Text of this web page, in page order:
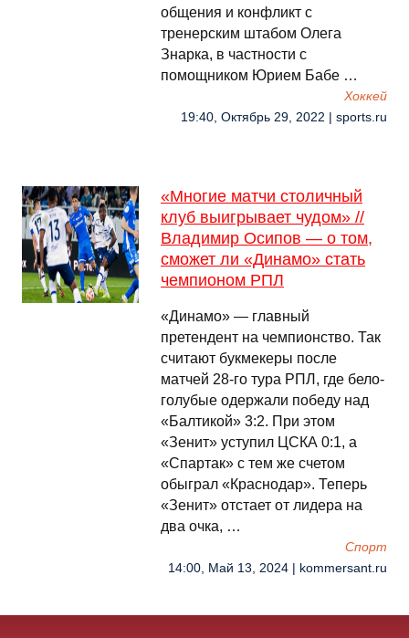
общения и конфликт с
тренерским штабом Олега
Знарка, в частности с
помощником Юрием Бабе …
Хоккей
19:40, Октябрь 29, 2022 | sports.ru
«Многие матчи столичный
клуб выигрывает чудом» //
Владимир Осипов — о том,
сможет ли «Динамо» стать
чемпионом РПЛ
«Динамо» — главный
претендент на чемпионство. Так
считают букмекеры после
матчей 28-го тура РПЛ, где бело-
голубые одержали победу над
«Балтикой» 3:2. При этом
«Зенит» уступил ЦСКА 0:1, а
«Спартак» с тем же счетом
обыграл «Краснодар». Теперь
«Зенит» отстает от лидера на
два очка, …
Спорт
14:00, Май 13, 2024 | kommersant.ru